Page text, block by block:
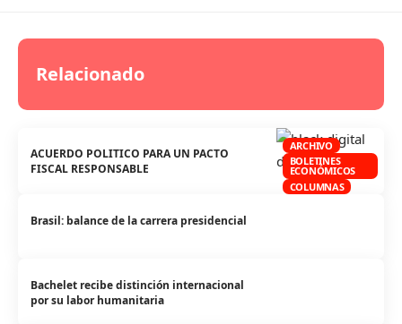
Relacionado
ARCHIVO
BOLETINES
ECONÓMICOS
COLUMNAS
ACUERDO POLITICO PARA UN PACTO
FISCAL RESPONSABLE
Brasil: balance de la carrera presidencial
Bachelet recibe distinción internacional
por su labor humanitaria